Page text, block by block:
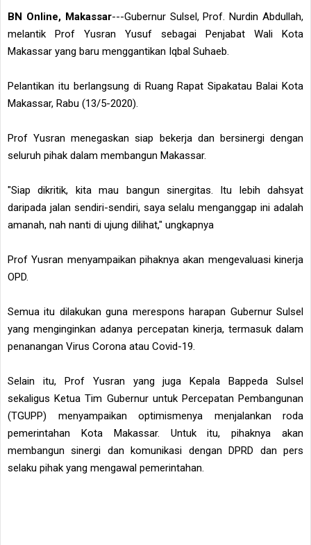
BN Online, Makassar---Gubernur Sulsel, Prof. Nurdin Abdullah,
melantik Prof Yusran Yusuf sebagai Penjabat Wali Kota
Makassar yang baru menggantikan Iqbal Suhaeb.
Pelantikan itu berlangsung di Ruang Rapat Sipakatau Balai Kota
Makassar, Rabu (13/5-2020).
Prof Yusran menegaskan siap bekerja dan bersinergi dengan
seluruh pihak dalam membangun Makassar.
"Siap dikritik, kita mau bangun sinergitas. Itu lebih dahsyat
daripada jalan sendiri-sendiri, saya selalu menganggap ini adalah
amanah, nah nanti di ujung dilihat," ungkapnya
Prof Yusran menyampaikan pihaknya akan mengevaluasi kinerja
OPD.
Semua itu dilakukan guna merespons harapan Gubernur Sulsel
yang menginginkan adanya percepatan kinerja, termasuk dalam
penanangan Virus Corona atau Covid-19.
Selain itu, Prof Yusran yang juga Kepala Bappeda Sulsel
sekaligus Ketua Tim Gubernur untuk Percepatan Pembangunan
(TGUPP) menyampaikan optimismenya menjalankan roda
pemerintahan Kota Makassar. Untuk itu, pihaknya akan
membangun sinergi dan komunikasi dengan DPRD dan pers
selaku pihak yang mengawal pemerintahan.